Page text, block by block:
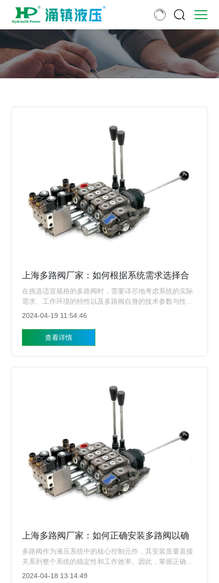
上海多路阀厂家：如何根据系统需求选择合
适规格的多路阀？
在挑选适宜规格的多路阀时，需要详尽地考虑系统的实际
需求、工作环境的特性以及多路阀自身的技术参数与性能
表现。下面上海多路阀厂家就来给大家简单的介绍一下要
2024-04-19 11:54:46
查看详情
上海多路阀厂家：如何正确安装多路阀以确
保其稳定运行？
多路阀作为液压系统中的核心控制元件，其安装质量直接
关系到整个系统的稳定性和工作效率。因此，掌握正确的
安装方法至关重要。如何确保多路阀的稳定运行呢？关键
2024-04-18 13:14:49